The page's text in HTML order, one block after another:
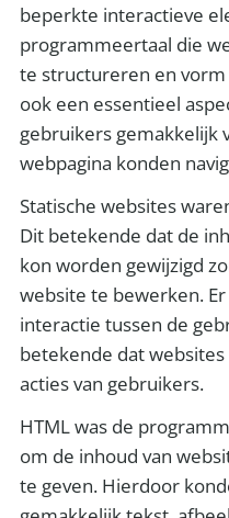
beperkte interactieve
programmeertaal die
te structureren en
ook een essentieel
gebruikers gemakkelijk
webpagina konden
Statische websites
Dit betekende dat de
kon worden gewijzigd
website te bewerken.
interactie tussen de
betekende dat
acties van gebruikers.
HTML was de
om de inhoud van
te geven. Hierdoor